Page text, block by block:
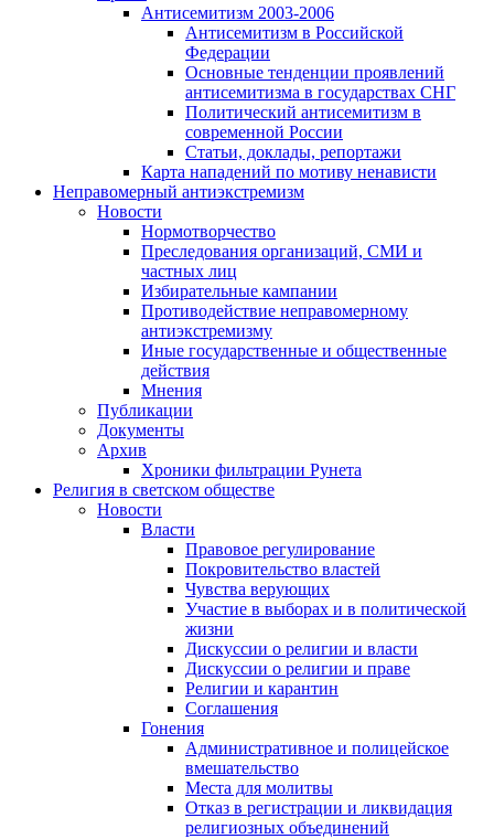
Антисемитизм 2003-2006
Антисемитизм в Российской
Федерации
Основные тенденции проявлений
антисемитизма в государствах СНГ
Политический антисемитизм в
современной России
Статьи, доклады, репортажи
Карта нападений по мотиву ненависти
Неправомерный антиэкстремизм
Новости
Нормотворчество
Преследования организаций, СМИ и
частных лиц
Избирательные кампании
Противодействие неправомерному
антиэкстремизму
Иные государственные и общественные
действия
Мнения
Публикации
Документы
Архив
Хроники фильтрации Рунета
Религия в светском обществе
Новости
Власти
Правовое регулирование
Покровительство властей
Чувства верующих
Участие в выборах и в политической
жизни
Дискуссии о религии и власти
Дискуссии о религии и праве
Религии и карантин
Соглашения
Гонения
Административное и полицейское
вмешательство
Места для молитвы
Отказ в регистрации и ликвидация
религиозных объединений